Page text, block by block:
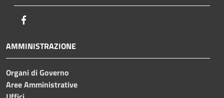
AMMINISTRAZIONE
Organi di Governo
Aree Amministrative